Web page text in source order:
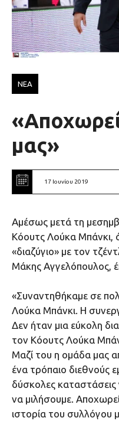
ΝΕΑ
μας»
17 Ιουνίου 2019
Αμέσως μετά τη
Κόουτς Λούκα Μπάνκι,
«διαζύγιο» με τον
Μάκης Αγγελόπουλος,
«Συναντηθήκαμε σε
Λούκα Μπάνκι. Η
Δεν ήταν μια εύκολη
τον Κόουτς Λούκα
Μαζί του η ομάδα μας
ένα τρόπαιο διεθνούς
δύσκολες καταστάσεις
να μιλήσουμε.
ιστορία του συλλόγου